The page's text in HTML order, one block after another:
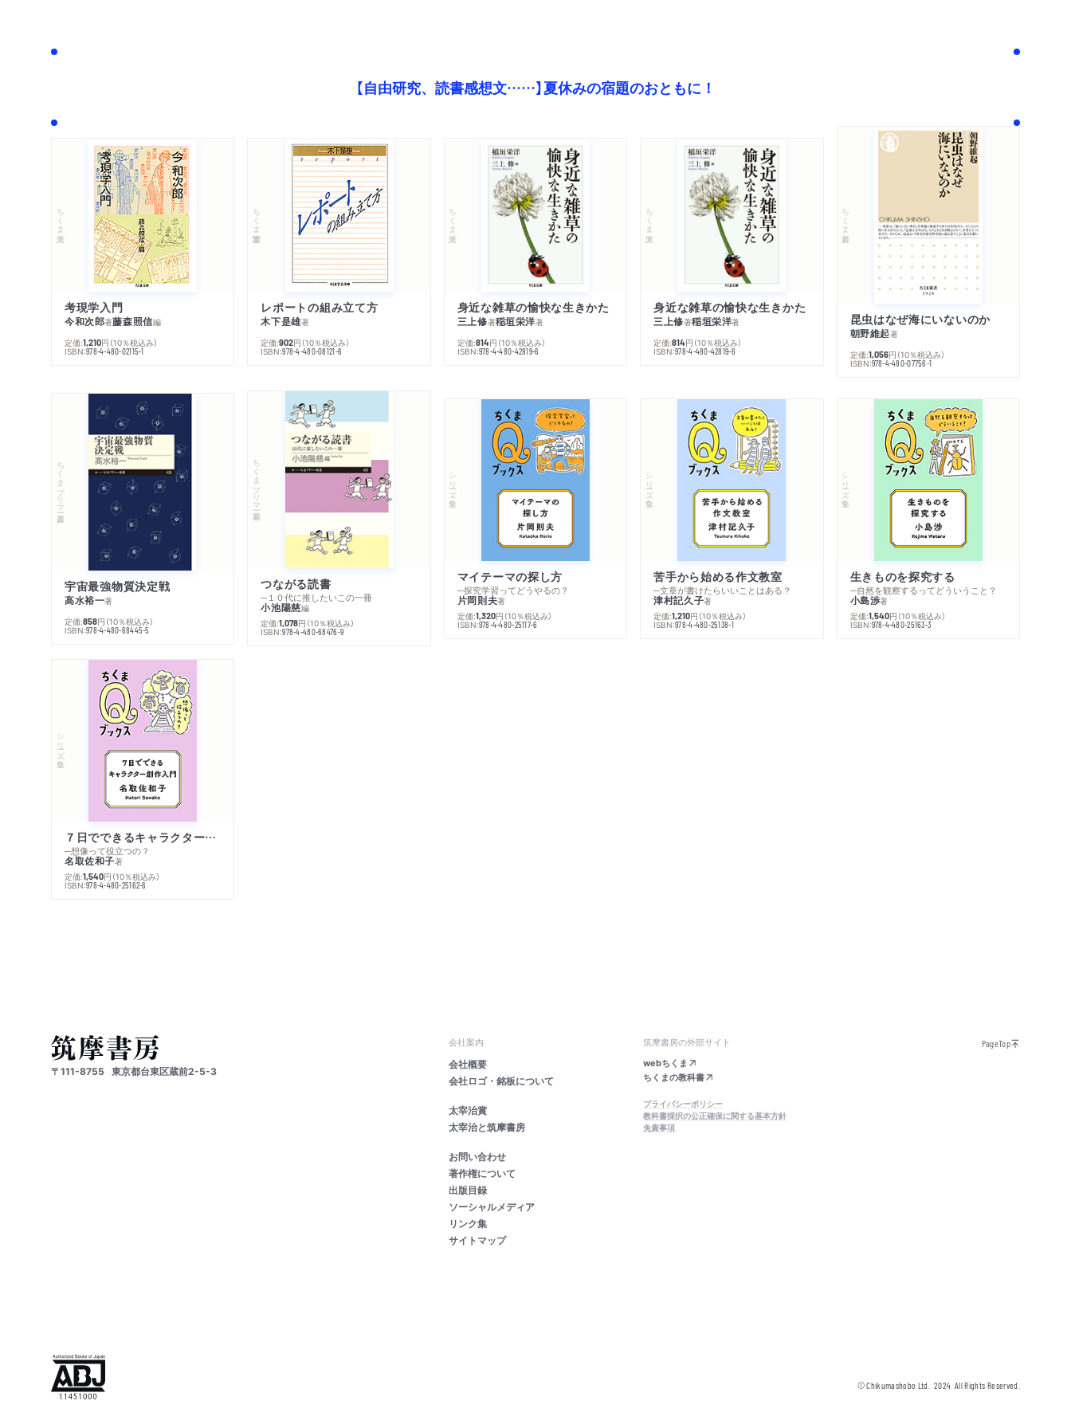
【自由研究、読書感想文……】夏休みの宿題のおともに！
ちくま文庫
考現学入門
今和次郎著藤森照信編
定価:1,210円 （10％税込み）
ISBN:978-4-480-02115-1
ちくま学芸文庫
レポートの組み立て方
木下是雄著
定価:902円 （10％税込み）
ISBN:978-4-480-08121-6
ちくま文庫
身近な雑草の愉快な生きかた
三上修著稲垣栄洋著
定価:814円 （10％税込み）
ISBN:978-4-480-42819-6
ちくま文庫
身近な雑草の愉快な生きかた
三上修著稲垣栄洋著
定価:814円 （10％税込み）
ISBN:978-4-480-42819-6
ちくま新書
昆虫はなぜ海にいないのか
朝野維起著
定価:1,056円 （10％税込み）
ISBN:978-4-480-07756-1
ちくまプリマー新書
宇宙最強物質決定戦
高水裕一著
定価:858円 （10％税込み）
ISBN:978-4-480-68445-5
ちくまプリマー新書
つながる読書
─１０代に推したいこの一冊
小池陽慈編
定価:1,078円 （10％税込み）
ISBN:978-4-480-68476-9
シリーズ・全集
マイテーマの探し方
─探究学習ってどうやるの？
片岡則夫著
定価:1,320円 （10％税込み）
ISBN:978-4-480-25117-6
シリーズ・全集
苦手から始める作文教室
─文章が書けたらいいことはある？
津村記久子著
定価:1,210円 （10％税込み）
ISBN:978-4-480-25138-1
シリーズ・全集
生きものを探究する
─自然を観察するってどういうこと？
小島渉著
定価:1,540円 （10％税込み）
ISBN:978-4-480-25163-3
シリーズ・全集
７日でできるキャラクター創作入門
─想像って役立つの？
名取佐和子著
定価:1,540円 （10％税込み）
ISBN:978-4-480-25162-6
〒111-8755 東京都台東区蔵前2-5-3
会社案内
会社概要
会社ロゴ・銘板について
太宰治賞
太宰治と筑摩書房
お問い合わせ
著作権について
出版目録
ソーシャルメディア
リンク集
サイトマップ
筑摩書房の外部サイト
webちくま
ちくまの教科書
プライバシーポリシー
教科書採択の公正確保に関する基本方針
免責事項
PageTop
© Chikumashobo Ltd. 2024 All Rights Reserved.